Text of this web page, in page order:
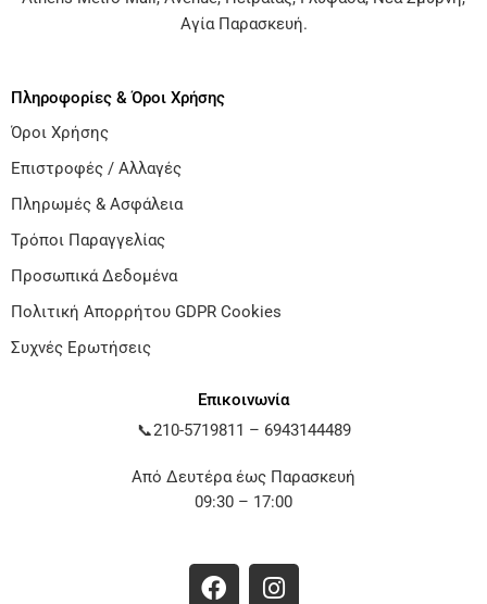
Αγία Παρασκευή.
Πληροφορίες & Όροι Χρήσης
Όροι Χρήσης
Επιστροφές / Αλλαγές
Πληρωμές & Ασφάλεια
Τρόποι Παραγγελίας
Προσωπικά Δεδομένα
Πολιτική Απορρήτου GDPR Cookies
Συχνές Ερωτήσεις
Επικοινωνία
📞210-5719811 – 6943144489
Από Δευτέρα έως Παρασκευή
09:30 – 17:00